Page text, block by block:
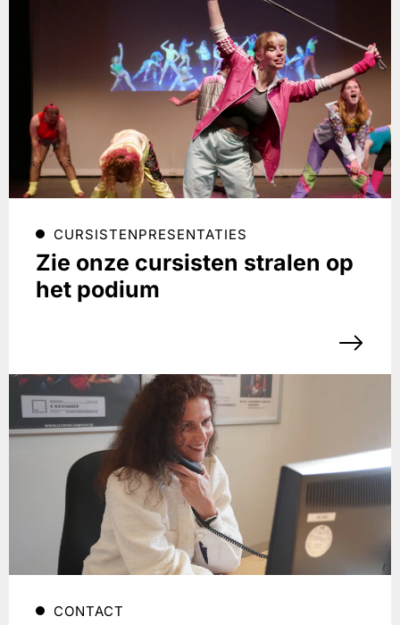
CURSISTENPRESENTATIES
Zie onze cursisten stralen op
het podium
CONTACT